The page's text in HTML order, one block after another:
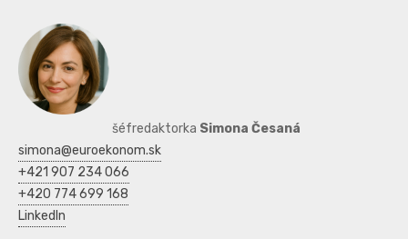
šéfredaktorka Simona Česaná
simona@euroekonom.sk
+421 907 234 066
+420 774 699 168
LinkedIn